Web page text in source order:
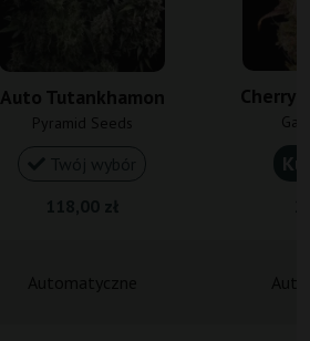
Auto Tutankhamon
Pyramid Seeds
Cherry